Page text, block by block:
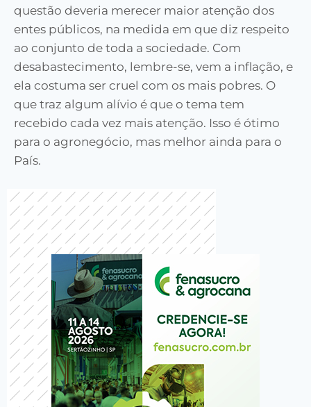
questão deveria merecer maior atenção dos
entes públicos, na medida em que diz respeito
ao conjunto de toda a sociedade. Com
desabastecimento, lembre-se, vem a inflação, e
ela costuma ser cruel com os mais pobres. O
que traz algum alívio é que o tema tem
recebido cada vez mais atenção. Isso é ótimo
para o agronegócio, mas melhor ainda para o
País.